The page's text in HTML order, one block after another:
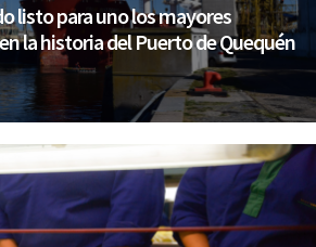
listo para uno los mayores
la historia del Puerto de Quequén